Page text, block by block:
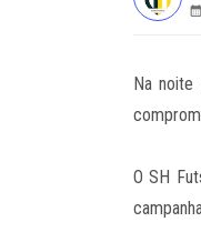
Na noite
O SH